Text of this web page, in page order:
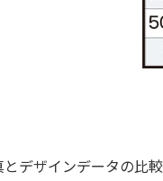
デザインデータの比